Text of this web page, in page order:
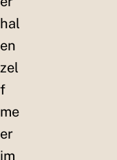
hal
en
zel
f
me
er
im